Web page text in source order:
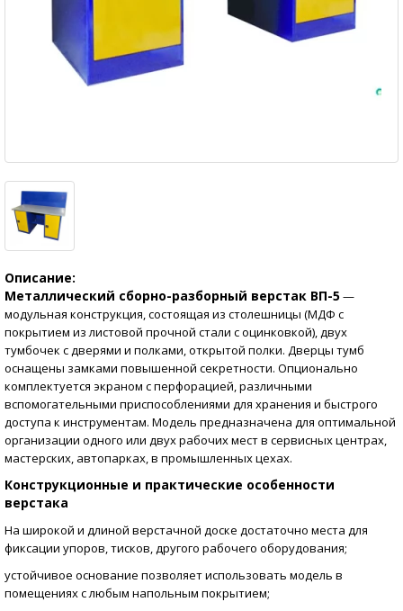
Описание:
Металлический сборно-разборный верстак ВП-5—
модульная конструкция, состоящая из столешницы (МДФ с
покрытием из листовой прочной стали с оцинковкой), двух
тумбочек с дверями и полками, открытой полки. Дверцы тумб
оснащены замками повышенной секретности. Опционально
комплектуется экраном с перфорацией, различными
вспомогательными приспособлениями для хранения и быстрого
доступа к инструментам. Модель предназначена для оптимальной
организации одного или двух рабочих мест в сервисных центрах,
мастерских, автопарках, в промышленных цехах.
Конструкционные и практические особенности
верстака
На широкой и длиной верстачной доске достаточно места для
фиксации упоров, тисков, другого рабочего оборудования;
устойчивое основание позволяет использовать модель в
помещениях с любым напольным покрытием;